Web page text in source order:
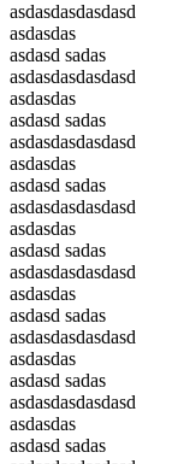
asdasdasdasdasd
asdasdas
asdasd sadas
asdasdasdasdasd
asdasdas
asdasd sadas
asdasdasdasdasd
asdasdas
asdasd sadas
asdasdasdasdasd
asdasdas
asdasd sadas
asdasdasdasdasd
asdasdas
asdasd sadas
asdasdasdasdasd
asdasdas
asdasd sadas
asdasdasdasdasd
asdasdas
asdasd sadas